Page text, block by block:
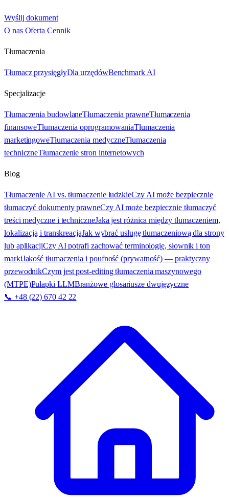
Wyślij dokument
O nas Oferta Cennik
Tłumaczenia
Tłumacz przysięgłyDla urzędówBenchmark AI
Specjalizacje
Tłumaczenia budowlaneTłumaczenia prawneTłumaczenia
finansoweTłumaczenia oprogramowaniaTłumaczenia
marketingoweTłumaczenia medyczneTłumaczenia
techniczneTłumaczenie stron internetowych
Blog
Tłumaczenie AI vs. tłumaczenie ludzkieCzy AI może bezpiecznie
tłumaczyć dokumenty prawneCzy AI może bezpiecznie tłumaczyć
treści medyczne i techniczneJaka jest różnica między tłumaczeniem,
lokalizacją i transkreacjąJak wybrać usługę tłumaczeniową dla strony
lub aplikacjiCzy AI potrafi zachować terminologię, słownik i ton
markiJakość tłumaczenia i poufność (prywatność) — praktyczny
przewodnikCzym jest post-editing tłumaczenia maszynowego
(MTPE)Pułapki LLMBranżowe glosariusze dwujęzyczne
📞 +48 (22) 670 42 22